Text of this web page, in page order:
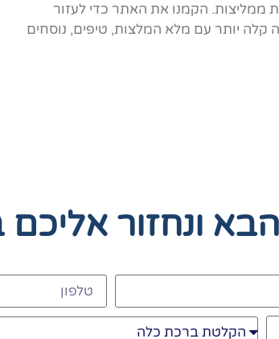
ממליצות. הקמנו את האתר כדי לעזור
יותר עם מלא המלצות, טיפים, נוסחים
ונחזור